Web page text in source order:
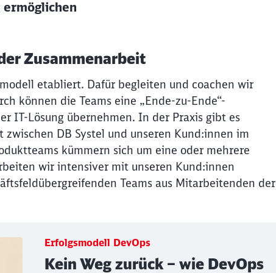
Zusammenarbeit
etabliert. Dafür begleiten und coachen wir
können die Teams eine „Ende-zu-Ende“-
IT-Lösung übernehmen. In der Praxis gibt es
DB Systel und unseren Kund:innen im
kümmern sich um eine oder mehrere
wir intensiver mit unseren Kund:innen
Teams aus Mitarbeitenden der
Erfolgsmodell DevOps
Kein Weg zurück – wie DevOps